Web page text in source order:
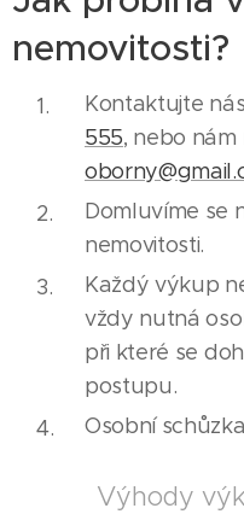
nemovitosti?
Kontaktujte
555, nebo nám
Domluvíme se
nemovitosti.
Každý výkup
vždy nutná
při které se
postupu.
Osobní
Výhody